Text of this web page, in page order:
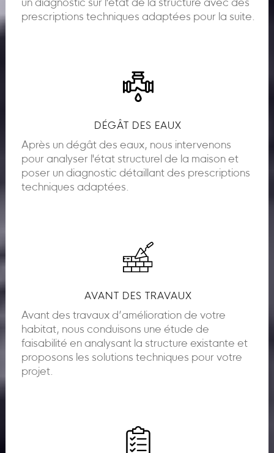
un diagnostic sur l'état de la structure avec des
prescriptions techniques adaptées pour la suite.
DÉGÂT DES EAUX
Après un dégât des eaux, nous intervenons
pour analyser l'état structurel de la maison et
poser un diagnostic détaillant des prescriptions
techniques adaptées.
AVANT DES TRAVAUX
Avant des travaux d’amélioration de votre
habitat, nous conduisons une étude de
faisabilité en analysant la structure existante et
proposons les solutions techniques pour votre
projet.